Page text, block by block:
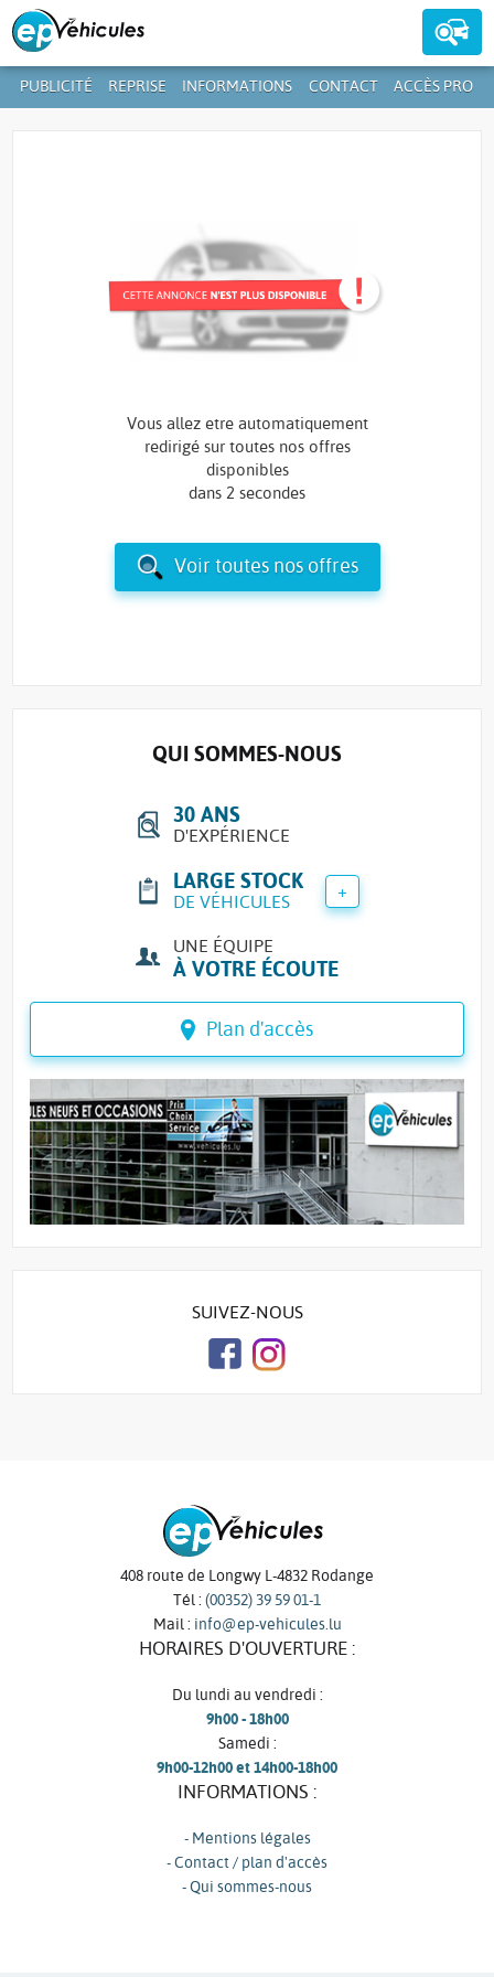
Contactez-nous au
PUBLICITÉ REPRISE INFORMATIONS CONTACT ACCÈS PRO
QUI SOMMES-NOUS
30 ANS
D'EXPÉRIENCE
LARGE STOCK
DE VÉHICULES
+
UNE ÉQUIPE
À VOTRE ÉCOUTE
Plan d'accès
SUIVEZ-NOUS
Vous allez etre automatiquement
redirigé sur toutes nos offres
disponibles
dans 2 secondes
Voir toutes nos offres
408 route de Longwy L-4832 Rodange
Tél : (00352) 39 59 01-1
Mail : info@ep-vehicules.lu
HORAIRES D'OUVERTURE :
Du lundi au vendredi :
9h00 - 18h00
Samedi :
9h00-12h00 et 14h00-18h00
INFORMATIONS :
- Mentions légales
- Contact / plan d'accès
- Qui sommes-nous